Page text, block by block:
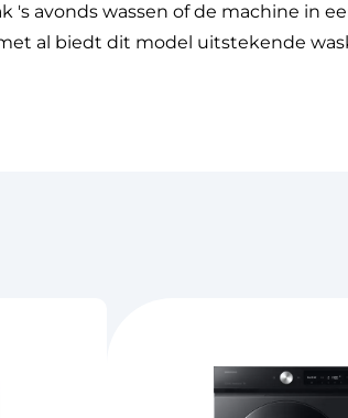
's avonds wassen of de machine in
al biedt dit model uitstekende